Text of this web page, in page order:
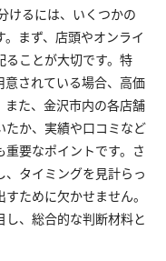
けるには、いくつかの
まず、店頭やオンライ
ることが大切です。特
意されている場合、高価
また、金沢市内の各店舗
たか、実績や口コミなど
要なポイントです。さ
タイミングを見計らっ
ために欠かせません。
、総合的な判断材料と